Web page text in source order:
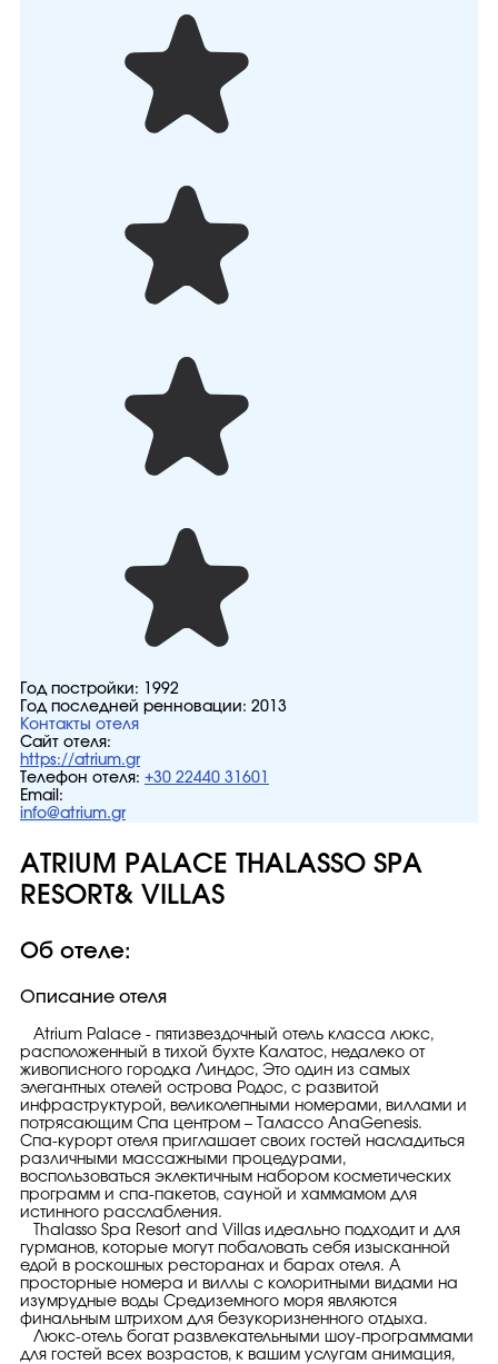
Год постройки:
1992
Год последней ренновации: 2013
Контакты отеля
Сайт отеля:
https://atrium.gr
Телефон отеля: +30 22440 31601
Email:
info@atrium.gr
ATRIUM PALACE THALASSO SPA
RESORT& VILLAS
Об отеле:
Описание отеля
Atrium Palace - пятизвездочный отель класса люкс,
расположенный в тихой бухте Калатос, недалеко от
живописного городка Линдос, Это один из самых
элегантных отелей острова Родос, с развитой
инфраструктурой, великолепными номерами, виллами и
потрясающим Спа центром – Талассо AnaGenesis.
Спа-курорт отеля приглашает своих гостей насладиться
различными массажными процедурами,
воспользоваться эклектичным набором косметических
программ и спа-пакетов, сауной и хаммамом для
истинного расслабления.
Thalasso Spa Resort and Villas идеально подходит и для
гурманов, которые могут побаловать себя изысканной
едой в роскошных ресторанах и барах отеля. А
просторные номера и виллы с колоритными видами на
изумрудные воды Средиземного моря являются
финальным штрихом для безукоризненного отдыха.
Люкс-отель богат развлекательными шоу-программами
для гостей всех возрастов, к вашим услугам анимация,